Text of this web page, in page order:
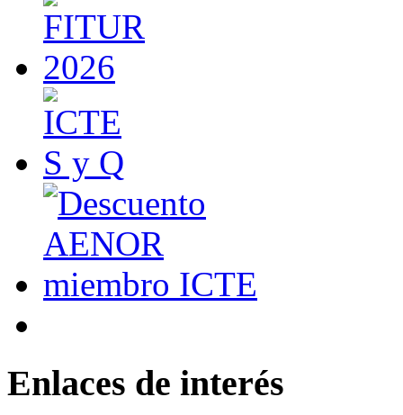
Enlaces de interés